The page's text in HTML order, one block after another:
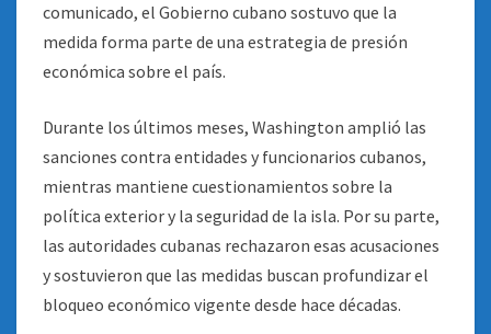
comunicado, el Gobierno cubano sostuvo que la
medida forma parte de una estrategia de presión
económica sobre el país.
Durante los últimos meses, Washington amplió las
sanciones contra entidades y funcionarios cubanos,
mientras mantiene cuestionamientos sobre la
política exterior y la seguridad de la isla. Por su parte,
las autoridades cubanas rechazaron esas acusaciones
y sostuvieron que las medidas buscan profundizar el
bloqueo económico vigente desde hace décadas.